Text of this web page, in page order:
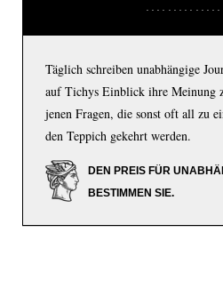
Täglich schreiben unabhängige
auf Tichys Einblick ihre Meinung
jenen Fragen, die sonst oft all zu
den Teppich gekehrt werden.
DEN PREIS FÜR
BESTIMMEN SIE.